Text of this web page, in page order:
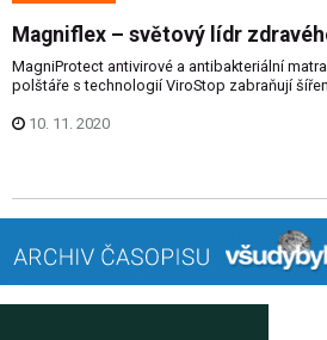
Magniflex – světový lídr
MagniProtect antivirové a antibakteriální
polštáře s technologií ViroStop zabraňují
10. 11. 2020